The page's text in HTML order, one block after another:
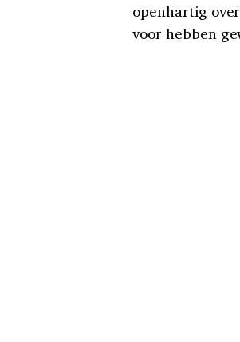
openhartig
voor hebben